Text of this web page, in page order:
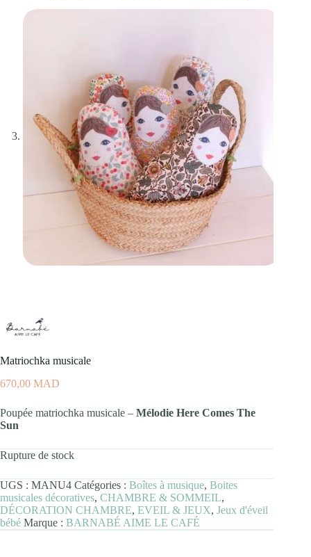
Matriochka musicale
670,00 MAD
Poupée matriochka musicale – Mélodie Here Comes The
Sun
Rupture de stock
UGS : MANU4 Catégories : Boîtes à musique, Boites
musicales décoratives, CHAMBRE & SOMMEIL,
DÉCORATION CHAMBRE, EVEIL & JEUX, Jeux d'éveil
bébé Marque : BARNABÉ AIME LE CAFÉ